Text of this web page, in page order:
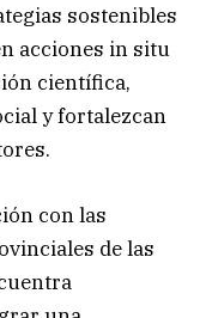
sostenibles
acciones in situ
científica,
y fortalezcan
con las
de las